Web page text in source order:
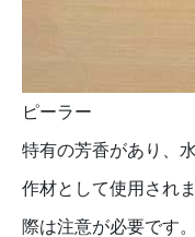
ピーラー
特有の芳香があり、
作材として使用され
際は注意が必要です。